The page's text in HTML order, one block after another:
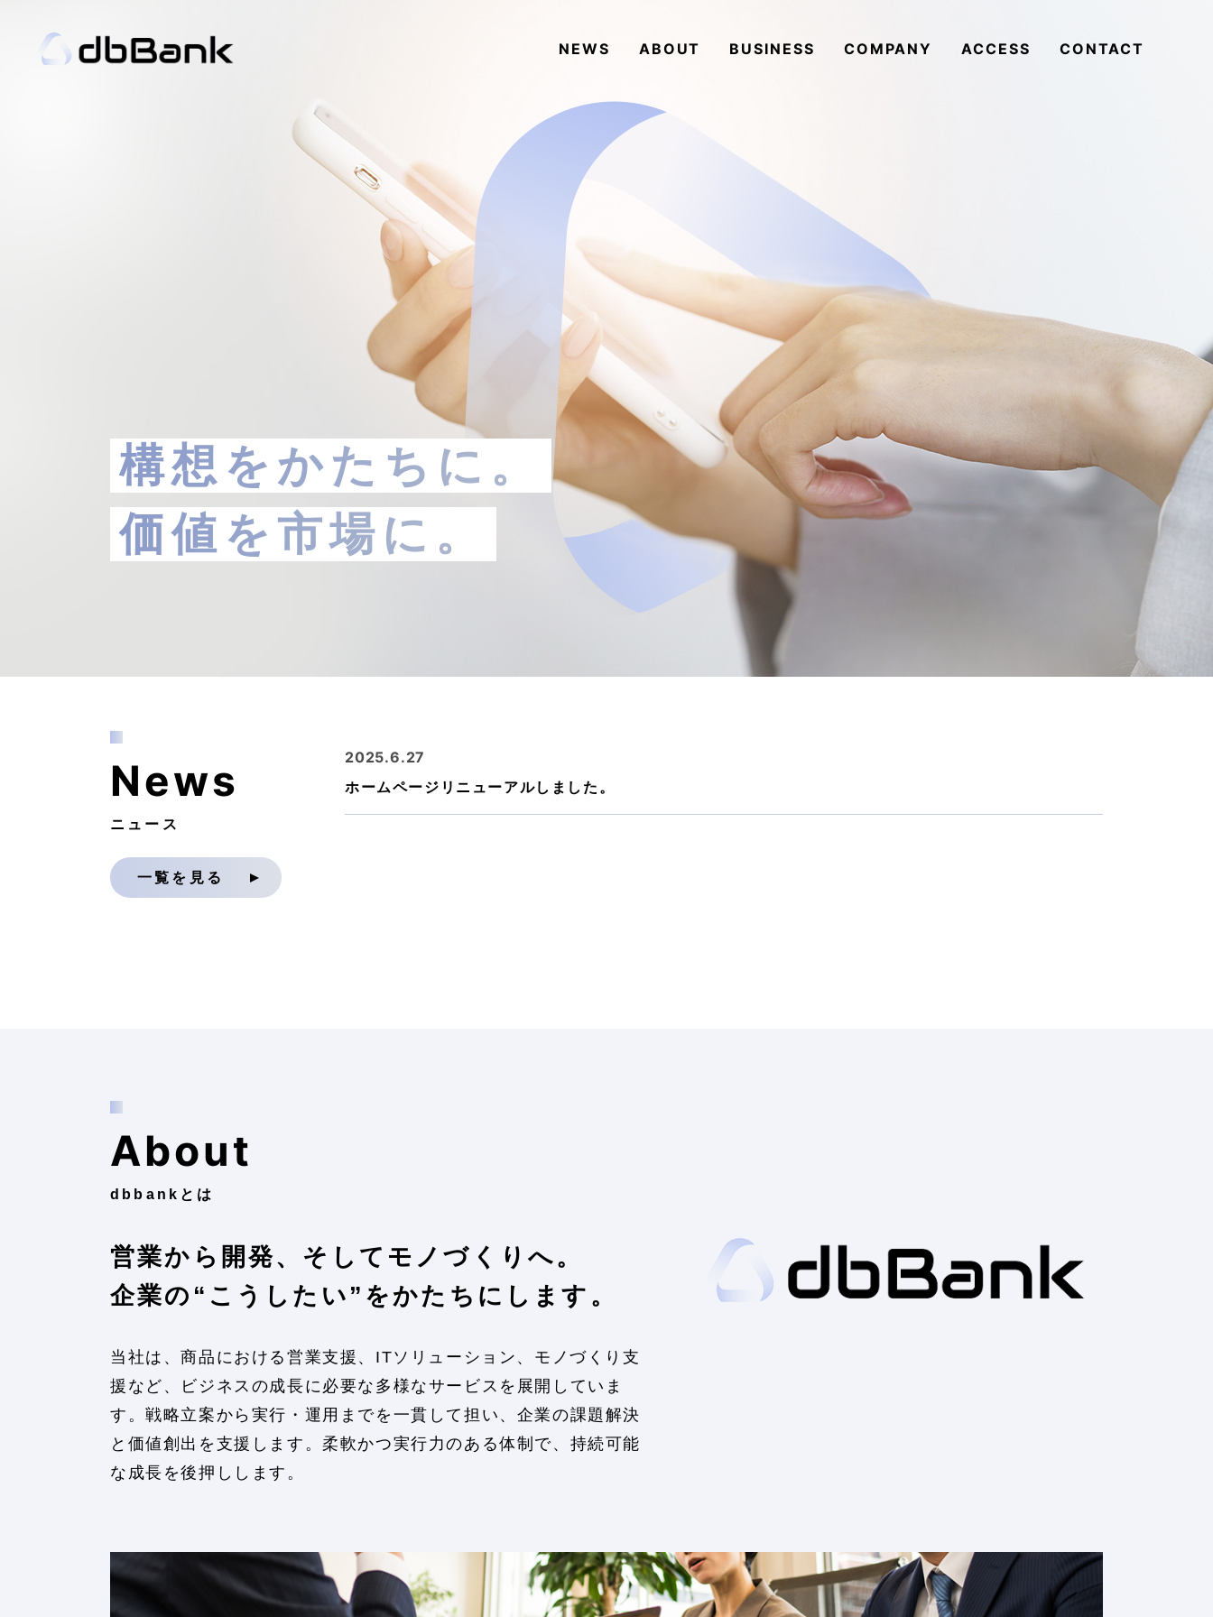
NEWS ABOUT BUSINESS COMPANY ACCESS CONTACT
ABOUT
BUSINESS
ACCESS
CONTACT
構想をかたちに。
価値を市場に。
News
ニュース
2025.6.27
ホームページリニューアルしました。
一覧を見る
About
dbbankとは
営業から開発、そしてモノづくりへ。
企業の“こうしたい”をかたちにします。
当社は、商品における営業支援、ITソリューション、モノづくり支
援など、ビジネスの成長に必要な多様なサービスを展開していま
す。戦略立案から実行・運用までを一貫して担い、企業の課題解決
と価値創出を支援します。柔軟かつ実行力のある体制で、持続可能
な成長を後押しします。